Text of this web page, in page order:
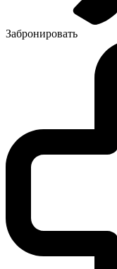
Забронировать